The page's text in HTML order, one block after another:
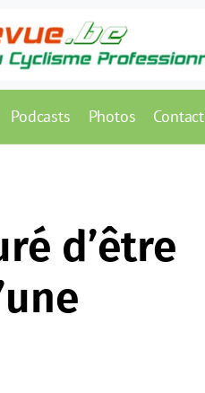
Podcasts Photos Contact
d’être